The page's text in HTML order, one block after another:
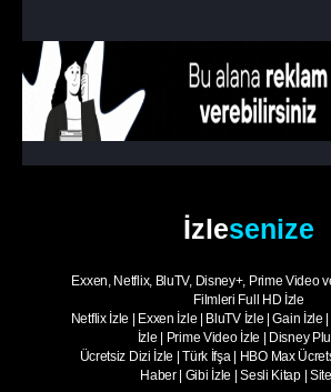
İzlesenize
Exxen, Netflix, BluTV, Disney+, Prime Video
Filmleri Full HD İzle
Netflix İzle
Exxen İzle BluTV İzle |Gain İzle
İzle
Prime Video İzle
Disney
Ücretsiz Dizi İzle |Türk İfşa| HBO Max
Haber| Gibi İzle |Sesli Kitap|